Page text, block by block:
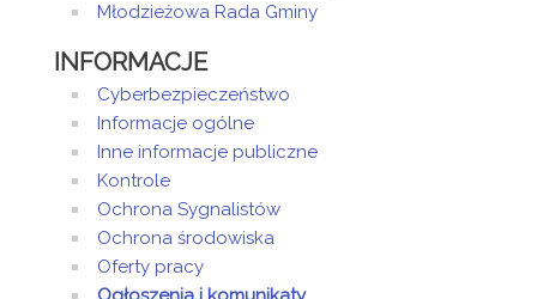
Młodzieżowa Rada Gminy
INFORMACJE
Cyberbezpieczeństwo
Informacje ogólne
Inne informacje publiczne
Kontrole
Ochrona Sygnalistów
Ochrona środowiska
Oferty pracy